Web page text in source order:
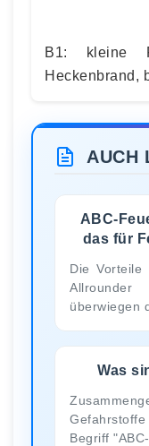
B1: kleine
Heckenbrand,
AUCH
ABC-
das für
Die Vorteile
Allrounder
überwiegen
Was
Begriff